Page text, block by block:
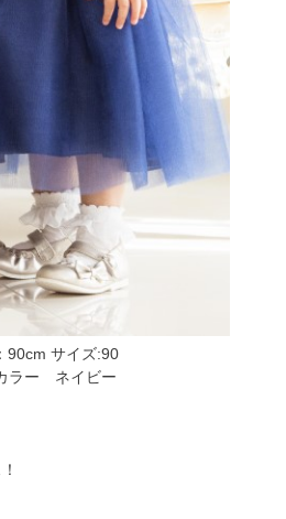
90cm サイズ:90
ラー ネイビー